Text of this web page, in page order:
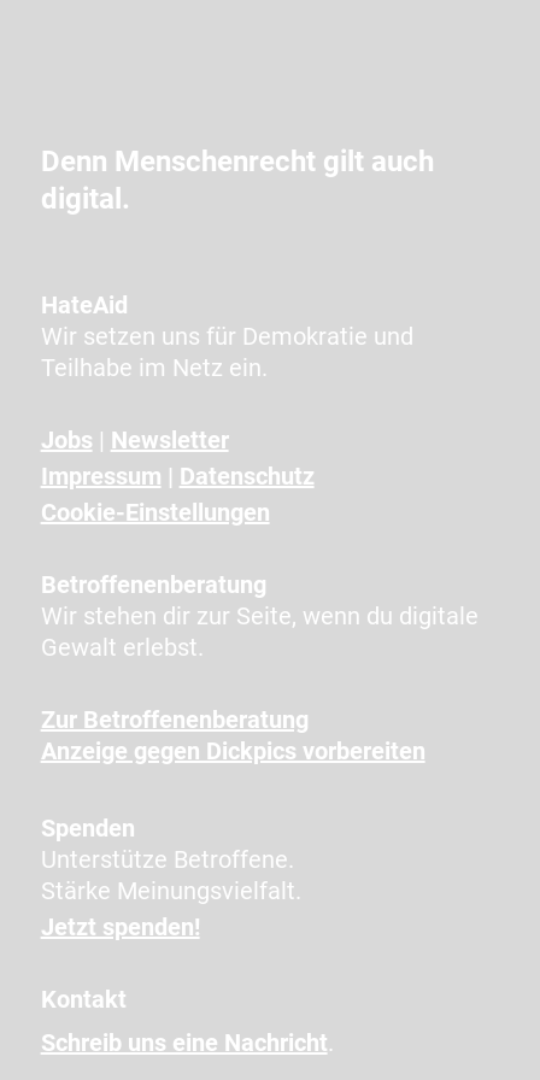
P
T
A
a
n
z
e
i
t
e
n
i
c
e
n
e
u
m
Denn Menschenrecht gilt auch
digital.
HateAid
Wir setzen uns für Demokratie und
Teilhabe im Netz ein.
Jobs | Newsletter
Impressum | Datenschutz
Cookie-Einstellungen
Betroffenenberatung
Wir stehen dir zur Seite, wenn du digitale
Gewalt erlebst.
Zur Betroffenenberatung
Anzeige gegen Dickpics vorbereiten
Spenden
Unterstütze Betroffene.
Stärke Meinungsvielfalt.
Jetzt spenden!
Kontakt
Schreib uns eine Nachricht.